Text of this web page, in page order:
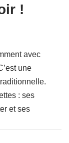
!
avec
une
: ses
et ses